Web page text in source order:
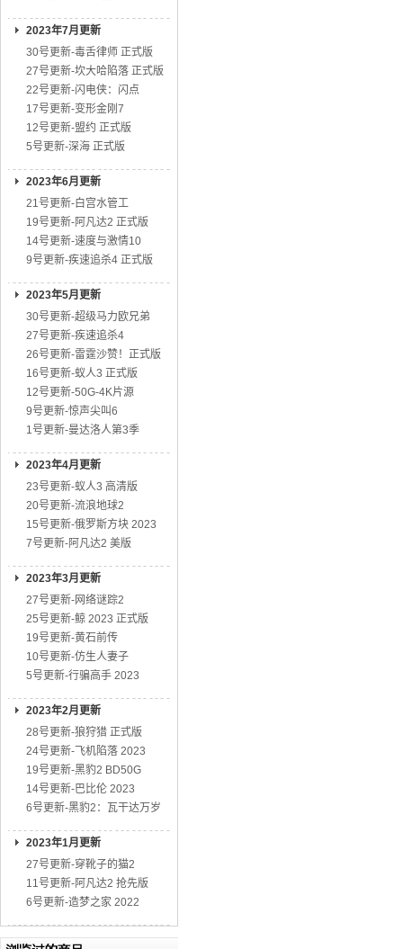
2023年7月更新
30号更新-毒舌律师 正式版
27号更新-坎大哈陷落 正式版
22号更新-闪电侠：闪点
17号更新-变形金刚7
12号更新-盟约 正式版
5号更新-深海 正式版
2023年6月更新
21号更新-白宫水管工
19号更新-阿凡达2 正式版
14号更新-速度与激情10
9号更新-疾速追杀4 正式版
2023年5月更新
30号更新-超级马力欧兄弟
27号更新-疾速追杀4
26号更新-雷霆沙赞！正式版
16号更新-蚁人3 正式版
12号更新-50G-4K片源
9号更新-惊声尖叫6
1号更新-曼达洛人第3季
2023年4月更新
23号更新-蚁人3 高清版
20号更新-流浪地球2
15号更新-俄罗斯方块 2023
7号更新-阿凡达2 美版
2023年3月更新
27号更新-网络谜踪2
25号更新-鲸 2023 正式版
19号更新-黄石前传
10号更新-仿生人妻子
5号更新-行骗高手 2023
2023年2月更新
28号更新-狼狩猎 正式版
24号更新-飞机陷落 2023
19号更新-黑豹2 BD50G
14号更新-巴比伦 2023
6号更新-黑豹2：瓦干达万岁
2023年1月更新
27号更新-穿靴子的猫2
11号更新-阿凡达2 抢先版
6号更新-造梦之家 2022